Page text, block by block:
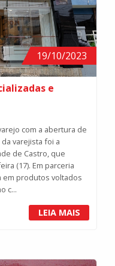
19/10/2023
e
com a abertura de
varejista foi a
de Castro, que
(17). Em parceria
em produtos voltados
c...
LEIA MAIS